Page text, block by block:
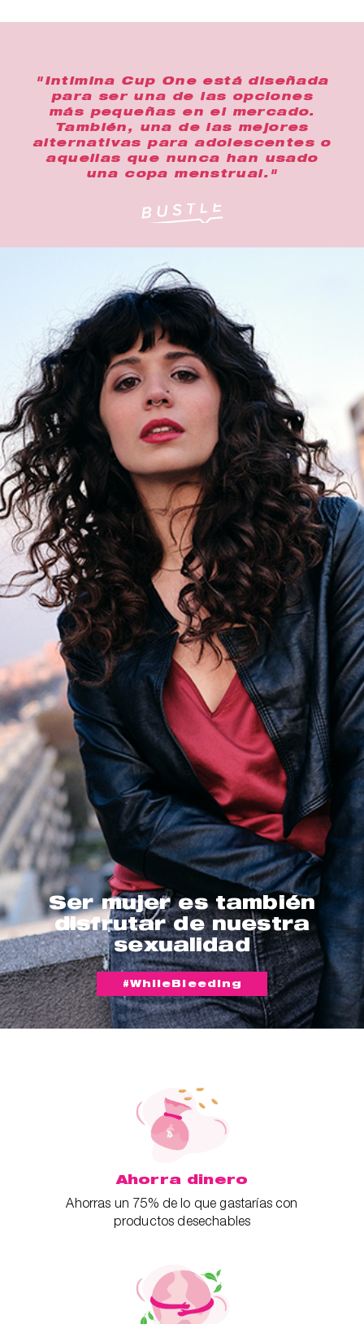
"Intimina Cup One está diseñada
para ser una de las opciones
más pequeñas en el mercado.
También, una de las mejores
alternativas para adolescentes o
aquellas que nunca han usado
una copa menstrual."
Ser mujer es también
disfrutar de nuestra
sexualidad
#WhileBleeding
Ahorra dinero
Ahorras un 75% de lo que gastarías con
productos desechables